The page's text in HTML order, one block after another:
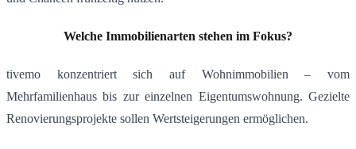
Welche Immobilienarten stehen im Fokus?
tivemo konzentriert sich auf Wohnimmobilien – vom
Mehrfamilienhaus bis zur einzelnen Eigentumswohnung. Gezielte
Renovierungsprojekte sollen Wertsteigerungen ermöglichen.